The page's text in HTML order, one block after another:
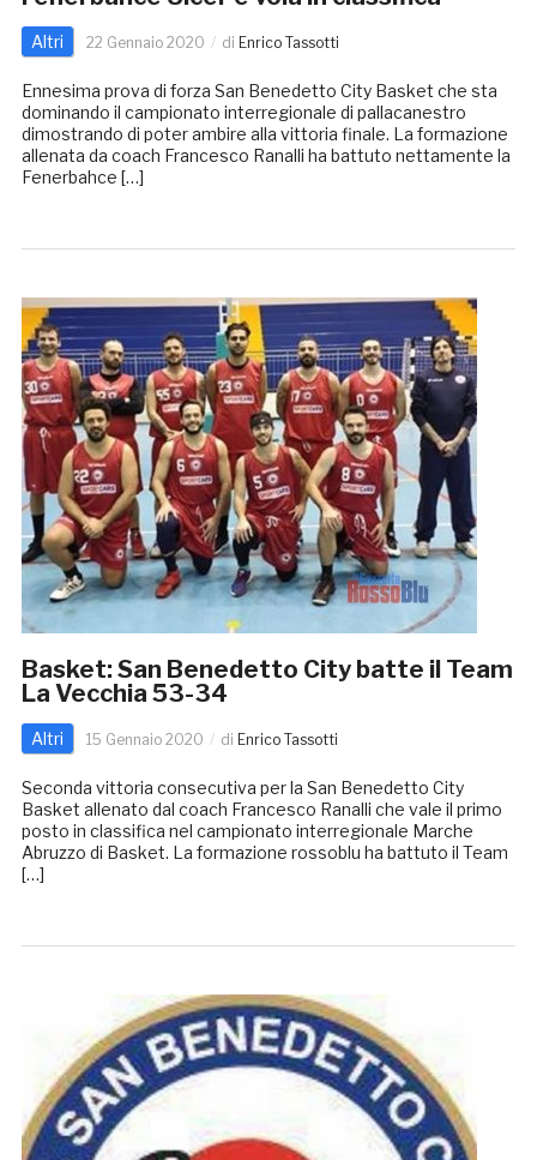
Altri 22 Gennaio 2020 di Enrico Tassotti
Ennesima prova di forza San Benedetto City Basket che sta
dominando il campionato interregionale di pallacanestro
dimostrando di poter ambire alla vittoria finale. La formazione
allenata da coach Francesco Ranalli ha battuto nettamente la
Fenerbahce […]
Basket: San Benedetto City batte il Team
La Vecchia 53-34
Altri 15 Gennaio 2020 di Enrico Tassotti
Seconda vittoria consecutiva per la San Benedetto City
Basket allenato dal coach Francesco Ranalli che vale il primo
posto in classifica nel campionato interregionale Marche
Abruzzo di Basket. La formazione rossoblu ha battuto il Team
[…]